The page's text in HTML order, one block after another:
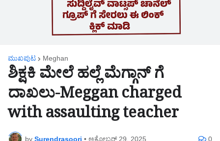
ಮುಖಪುಟ Meghan
ಶಿಕ್ಷಕಿ ಮೇಲೆ ಹಲ್ಲೆ ಮೆಗ್ಗಾನ್ ಗೆ
ದಾಖಲು-Meggan charged
with assaulting teacher
by Surendrasoori • ಅಕ್ಟೋಬರ್ 29, 2025 0